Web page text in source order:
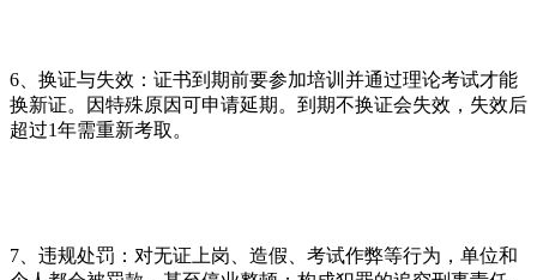
6、换证与失效：证书到期前要参加培训并通过理论考试才能
换新证。因特殊原因可申请延期。到期不换证会失效，失效后
超过1年需重新考取。
7、违规处罚：对无证上岗、造假、考试作弊等行为，单位和